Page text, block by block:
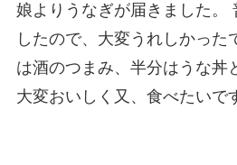
娘よりうなぎが届きました。
したので、大変うれしかった
は酒のつまみ、半分はうな丼
大変おいしく又、食べたいで